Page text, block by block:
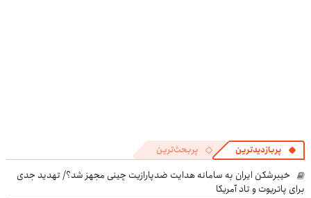
پربازدیدترین پربحث‌ترین
خیبرشکن ایران به سامانه هدایت ضدپارازیت چینی مجهز شد؟/ تهدید جدی
برای پاتریوت و تاد آمریکا